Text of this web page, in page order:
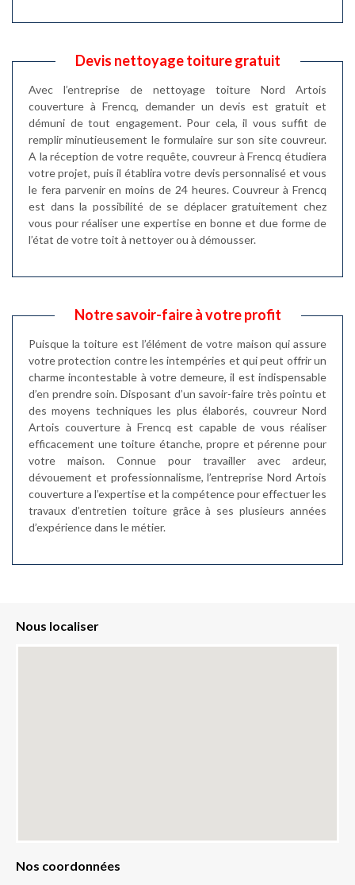
Devis nettoyage toiture gratuit
Avec l’entreprise de nettoyage toiture Nord Artois
couverture à Frencq, demander un devis est gratuit et
démuni de tout engagement. Pour cela, il vous suffit de
remplir minutieusement le formulaire sur son site couvreur.
A la réception de votre requête, couvreur à Frencq étudiera
votre projet, puis il établira votre devis personnalisé et vous
le fera parvenir en moins de 24 heures. Couvreur à Frencq
est dans la possibilité de se déplacer gratuitement chez
vous pour réaliser une expertise en bonne et due forme de
l’état de votre toit à nettoyer ou à démousser.
Notre savoir-faire à votre profit
Puisque la toiture est l’élément de votre maison qui assure
votre protection contre les intempéries et qui peut offrir un
charme incontestable à votre demeure, il est indispensable
d’en prendre soin. Disposant d’un savoir-faire très pointu et
des moyens techniques les plus élaborés, couvreur Nord
Artois couverture à Frencq est capable de vous réaliser
efficacement une toiture étanche, propre et pérenne pour
votre maison. Connue pour travailler avec ardeur,
dévouement et professionnalisme, l’entreprise Nord Artois
couverture a l’expertise et la compétence pour effectuer les
travaux d’entretien toiture grâce à ses plusieurs années
d’expérience dans le métier.
Nous localiser
Nos coordonnées